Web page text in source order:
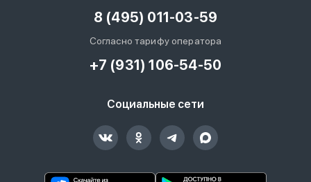
8 (495) 011-03-59
Согласно тарифу оператора
+7 (931) 106-54-50
Социальные сети